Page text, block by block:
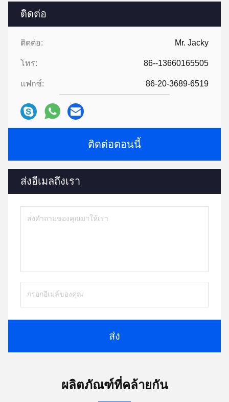
ติดต่อ
ติดต่อ: Mr. Jacky
โทร: 86--13660165505
แฟกซ์: 86-20-3689-6519
ติดต่อตอนนี้
ส่งอีเมลถึงเรา
ส่ง
ผลิตภัณฑ์ที่คล้ายกัน